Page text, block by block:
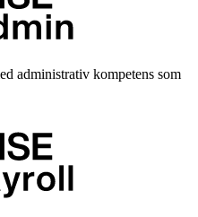
administrativ kompetens som